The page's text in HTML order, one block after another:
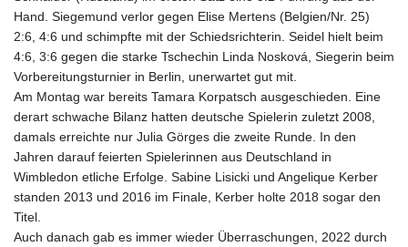
Hand. Siegemund verlor gegen Elise Mertens (Belgien/Nr. 25)
2:6, 4:6 und schimpfte mit der Schiedsrichterin. Seidel hielt beim
4:6, 3:6 gegen die starke Tschechin Linda Nosková, Siegerin beim
Vorbereitungsturnier in Berlin, unerwartet gut mit.
Am Montag war bereits Tamara Korpatsch ausgeschieden. Eine
derart schwache Bilanz hatten deutsche Spielerin zuletzt 2008,
damals erreichte nur Julia Görges die zweite Runde. In den
Jahren darauf feierten Spielerinnen aus Deutschland in
Wimbledon etliche Erfolge. Sabine Lisicki und Angelique Kerber
standen 2013 und 2016 im Finale, Kerber holte 2018 sogar den
Titel.
Auch danach gab es immer wieder Überraschungen, 2022 durch